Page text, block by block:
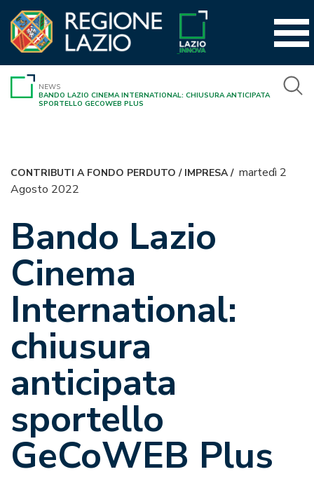
contenuto
NEWS
BANDO LAZIO CINEMA INTERNATIONAL: CHIUSURA ANTICIPATA
SPORTELLO GECOWEB PLUS
CONTRIBUTI A FONDO PERDUTO / IMPRESA/ martedì 2
Agosto 2022
Bando Lazio
Cinema
International:
chiusura
anticipata
sportello
GeCoWEB Plus